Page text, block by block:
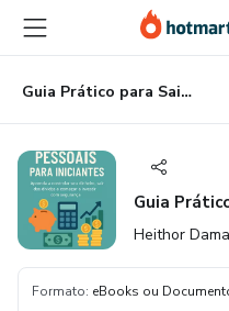
para
conteúdo
principal
para
pagamento
para
rodapé
Guia Prático para Sair do Aperto
Guia
Heithor
Formato: eBooks ou